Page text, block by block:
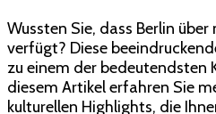
Wussten Sie, dass Berlin über
verfügt? Diese
zu einem der bedeutendsten
diesem Artikel erfahren Sie
kulturellen Highlights, die